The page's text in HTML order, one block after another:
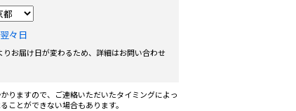
翌々日
お届け日が変わるため、詳細はお問い合わせ
りますので、ご連絡いただいたタイミングによっ
ことができない場合もあります。